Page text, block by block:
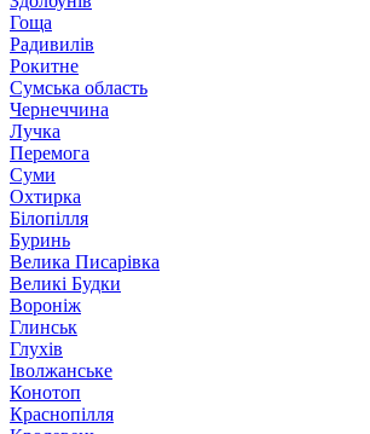
Гоща
Радивилів
Рокитне
Сумська область
Чернеччина
Лучка
Перемога
Суми
Охтирка
Білопілля
Буринь
Велика Писарівка
Великі Будки
Вороніж
Глинськ
Глухів
Іволжанське
Конотоп
Краснопілля